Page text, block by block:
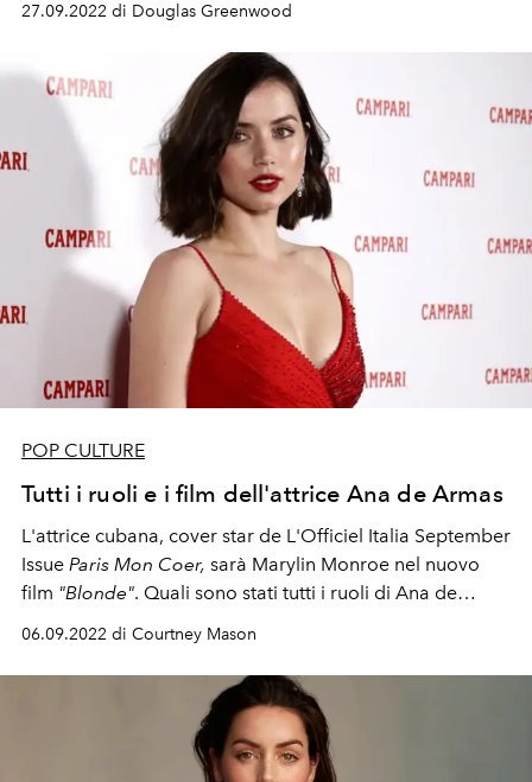
27.09.2022 di Douglas Greenwood
POP CULTURE
Tutti i ruoli e i film dell'attrice Ana de Armas
L'attrice cubana, cover star de L'Officiel Italia September
Issue Paris Mon Coer, sarà Marylin Monroe nel nuovo
film "Blonde". Quali sono stati tutti i ruoli di Ana de
challeging che dovrà interpretare?
06.09.2022 di Courtney Mason